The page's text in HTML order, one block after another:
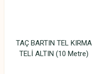
TAÇ BARTIN TEL KIRMA
TELİ ALTIN (10 Metre)